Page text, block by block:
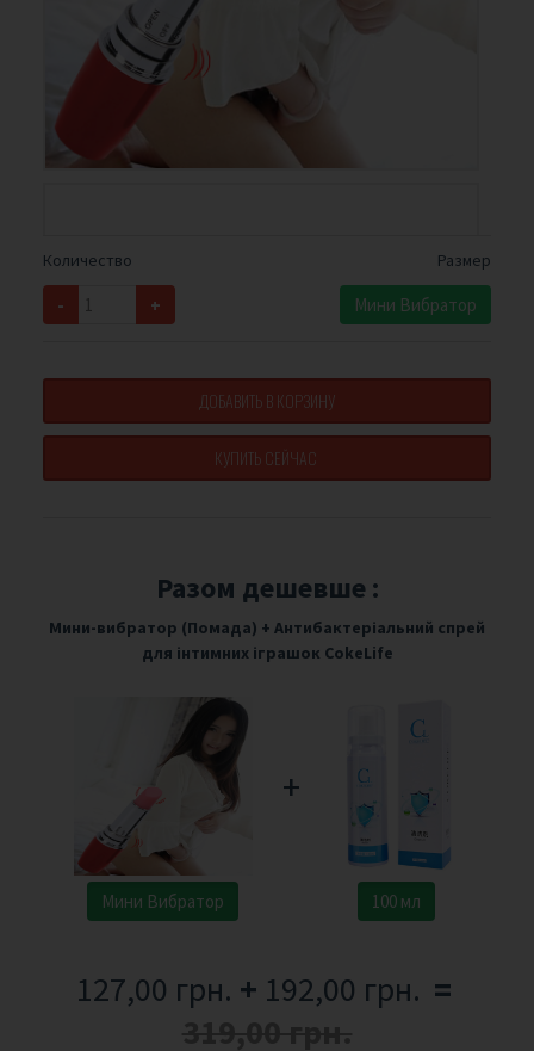
Количество Размер
- + Мини Вибратор
ДОБАВИТЬ В КОРЗИНУ
КУПИТЬ СЕЙЧАС
Разом дешевше :
Мини-вибратор (Помада) + Антибактеріальний спрей
для інтимних іграшок CokeLife
Мини Вибратор
+
100 мл
127,00 грн. + 192,00 грн. =